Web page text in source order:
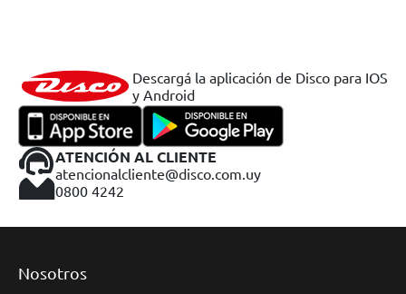
Descargá la aplicación de Disco para IOS
y Android
ATENCIÓN AL CLIENTE
atencionalcliente@disco.com.uy
0800 4242
Nosotros